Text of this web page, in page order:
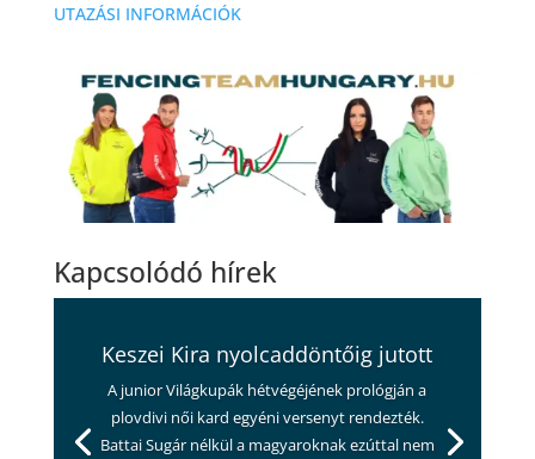
UTAZÁSI INFORMÁCIÓK
Kapcsolódó hírek
Keszei Kira nyolcaddöntőig jutott
A junior Világkupák hétvégéjének prológján a
plovdivi női kard egyéni versenyt rendezték.
Battai Sugár nélkül a magyaroknak ezúttal nem